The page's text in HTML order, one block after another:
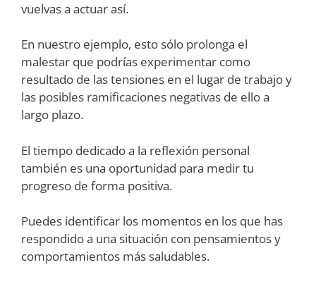
vuelvas a actuar así.
En nuestro ejemplo, esto sólo prolonga el
malestar que podrías experimentar como
resultado de las tensiones en el lugar de trabajo y
las posibles ramificaciones negativas de ello a
largo plazo.
El tiempo dedicado a la reflexión personal
también es una oportunidad para medir tu
progreso de forma positiva.
Puedes identificar los momentos en los que has
respondido a una situación con pensamientos y
comportamientos más saludables.